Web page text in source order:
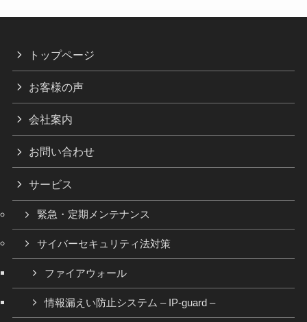
トップページ
お客様の声
会社案内
お問い合わせ
サービス
緊急・定期メンテナンス
サイバーセキュリティ法対策
ファイアウォール
情報漏えい防止システム – IP-guard –